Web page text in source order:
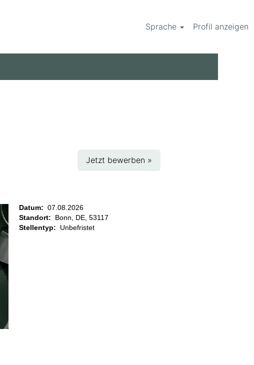
Sprache Profil anzeigen
Jetzt bewerben »
Datum:07.08.2026
Standort: Bonn, DE, 53117
Stellentyp: Unbefristet